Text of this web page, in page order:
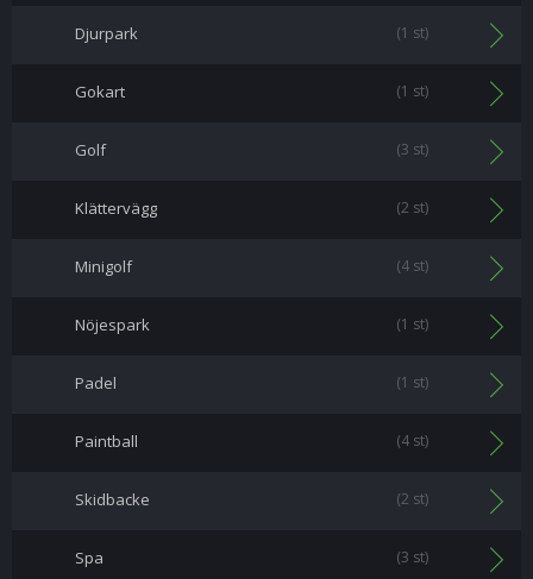
Djurpark (1 st)
Gokart (1 st)
Golf (3 st)
Klättervägg (2 st)
Minigolf (4 st)
Nöjespark (1 st)
Padel (1 st)
Paintball (4 st)
Skidbacke (2 st)
Spa (3 st)